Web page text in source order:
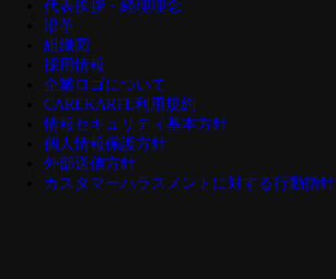
代表挨拶・経理理念
沿革
組織図
採用情報
企業ロゴについて
CAREKARTE利用規約
情報セキュリティ基本方針
個人情報保護方針
外部送信方針
カスタマーハラスメントに対する行動指針